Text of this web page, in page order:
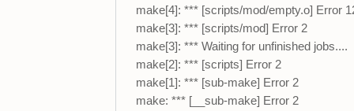
make[4]: *** [scripts/mod/empty.o] Error
make[3]: *** [scripts/mod] Error 2
make[3]: *** Waiting for unfinished jobs....
make[2]: *** [scripts] Error 2
make[1]: *** [sub-make] Error 2
make: *** [__sub-make] Error 2